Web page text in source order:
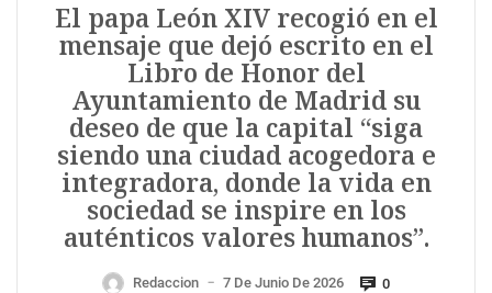
El papa León XIV recogió en el
mensaje que dejó escrito en el
Libro de Honor del
Ayuntamiento de Madrid su
deseo de que la capital “siga
siendo una ciudad acogedora e
integradora, donde la vida en
sociedad se inspire en los
auténticos valores humanos”.
Redaccion — 7 De Junio De 2026 0